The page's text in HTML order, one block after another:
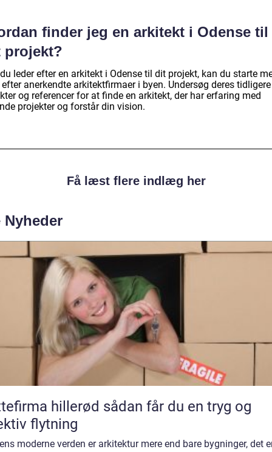
finder jeg en arkitekt i Odense til
projekt?
leder efter en arkitekt i Odense til dit projekt, kan du starte
anerkendte arkitektfirmaer i byen. Undersøg deres tidligere
og referencer for at finde en arkitekt, der har erfaring med
projekter og forstår din vision.
Få læst flere indlæg her
Nyheder
hillerød sådan får du en tryg og
flytning
moderne verden er arkitektur mere end bare bygninger, det